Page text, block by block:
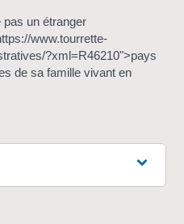
un étranger
www.tourrette-
?xml=R46210">pays
de sa famille vivant en